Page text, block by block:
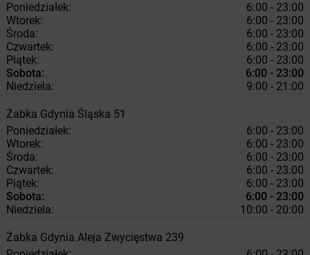
Poniedziałek:
6:00 - 23:00
Wtorek:
6:00 - 23:00
Środa:
6:00 - 23:00
Czwartek:
6:00 - 23:00
Piątek:
6:00 - 23:00
Sobota:
6:00 - 23:00
Niedziela:
9:00 - 21:00
Żabka Gdynia Śląska 51
Poniedziałek:
6:00 - 23:00
Wtorek:
6:00 - 23:00
Środa:
6:00 - 23:00
Czwartek:
6:00 - 23:00
Piątek:
6:00 - 23:00
Sobota:
6:00 - 23:00
Niedziela:
10:00 - 20:00
Żabka Gdynia Aleja Zwycięstwa 239